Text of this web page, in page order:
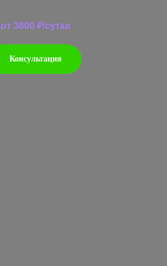
от 3600 ₽/сутки
Консультация